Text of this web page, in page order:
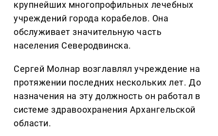
крупнейших многопрофильных лечебных
учреждений города корабелов. Она
обслуживает значительную часть
населения Северодвинска.
Сергей Молнар возглавлял учреждение на
протяжении последних нескольких лет. До
назначения на эту должность он работал в
системе здравоохранения Архангельской
области.